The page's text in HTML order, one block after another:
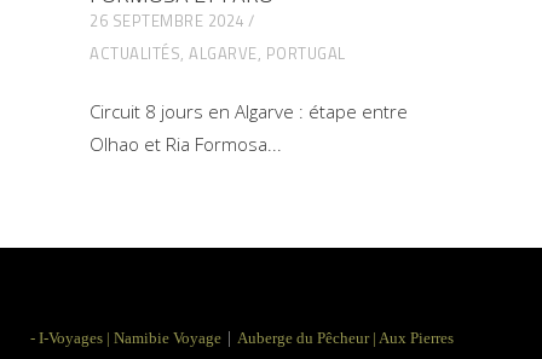
26 SEPTEMBRE 2024
ACTUALITÉS, ALGARVE, PORTUGAL
Circuit 8 jours en Algarve : étape entre
Olhao et Ria Formosa
- I-Voyages | Namibie Voyage | Auberge du Pêcheur | Aux Pierres